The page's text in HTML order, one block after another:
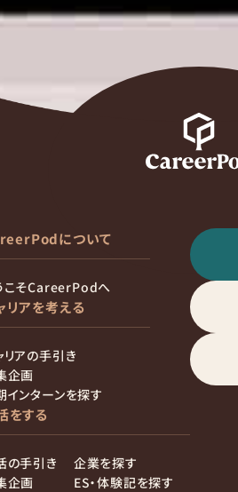
について
こそCareerPodへ
リアを考える
リアの手引き
企画
インターンを探す
をする
の手引き
企画
企業を探す
ES・体験記を探す